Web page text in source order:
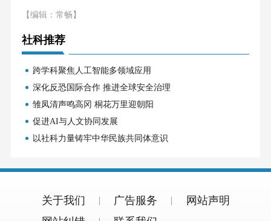
【编辑：常畅】
社科推荐
跨学科聚焦人工智能多领域应用
深化反恐国际合作 推进全球安全治理
雏凤清声鸣高冈 桐花万里迎朝阳
促进AI与人文协同发展
以社科力量铸牢中华民族共同体意识
关于我们 广告服务
网站声明